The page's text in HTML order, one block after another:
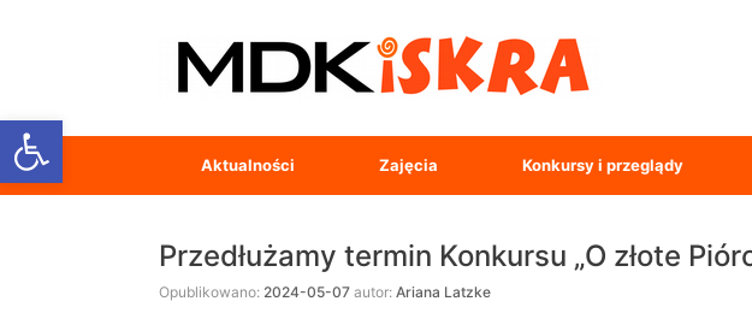
Open toolbar
Aktualności Zajęcia Konkursy i przeglądy
Przedłużamy termin Konkursu „O złote
Opublikowano: 2024-05-07 autor: Ariana Latzke